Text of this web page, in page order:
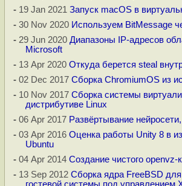
-19 Jan 2021 Запуск macOS в
-30 Nov 2020 Используем BitMessage
-29 Jun 2020 Диапазоны IP-адресов
Microsoft
-13 Apr 2020 Откуда берется steal
-02 Dec 2017 Сборка ChromiumOS из
-10 Nov 2017 Сборка системы
дистрибутиве Linux
-06 Apr 2017 Развёртывание
-03 Apr 2016 Оценка работы Unity 8 в
Ubuntu
-04 Apr 2014 Создание чистого openvz-
-13 Sep 2012 Сборка ядра FreeBSD
гостевой системы под управлением